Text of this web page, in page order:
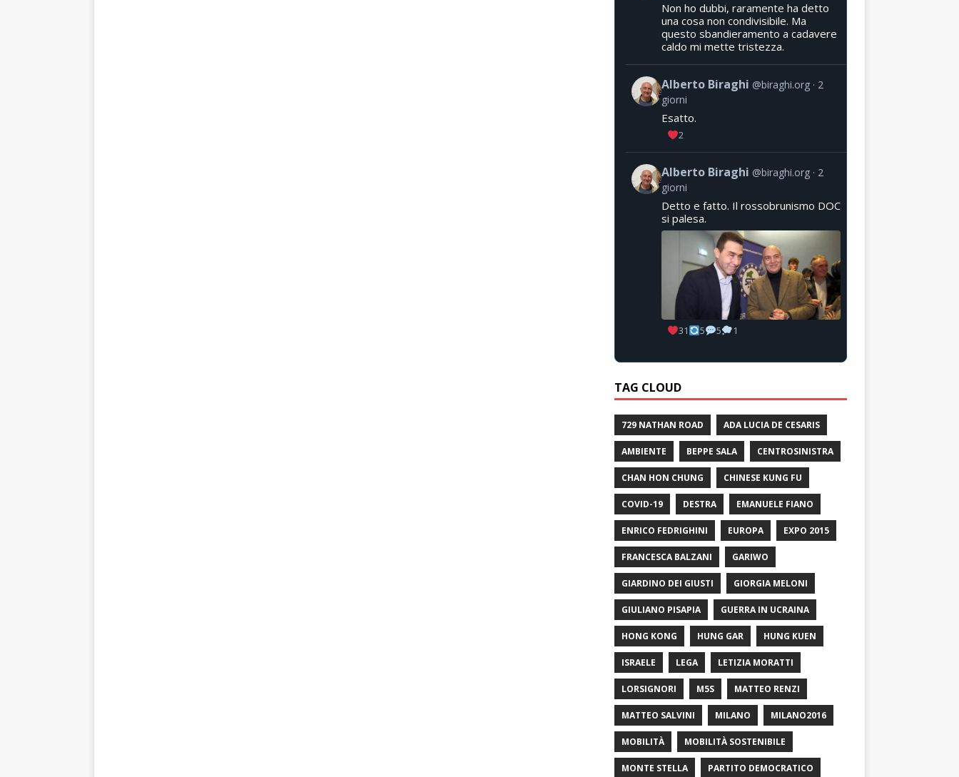
Non ho dubbi, raramente ha detto
una cosa non condivisibile. Ma
questo sbandieramento a cadavere
caldo mi mette tristezza.
Alberto Biraghi @biraghi.org
2
giorni
Esatto.
2
Alberto Biraghi @biraghi.org
2
giorni
Detto e fatto. Il rossobrunismo DOC
si palesa.
31 5 5 1
TAG CLOUD
729 NATHAN ROAD ADA LUCIA DE CESARIS
AMBIENTE BEPPE SALA CENTROSINISTRA
CHAN HON CHUNG CHINESE KUNG FU
COVID-19 DESTRA EMANUELE FIANO
ENRICO FEDRIGHINI EUROPA EXPO 2015
FRANCESCA BALZANI GARIWO
GIARDINO DEI GIUSTI GIORGIA MELONI
GIULIANO PISAPIA GUERRA IN UCRAINA
HONG KONG HUNG GAR HUNG KUEN
ISRAELE LEGA LETIZIA MORATTI
LORSIGNORI M5S MATTEO RENZI
MATTEO SALVINI MILANO MILANO2016
MOBILITÀ MOBILITÀ SOSTENIBILE
MONTE STELLA PARTITO DEMOCRATICO